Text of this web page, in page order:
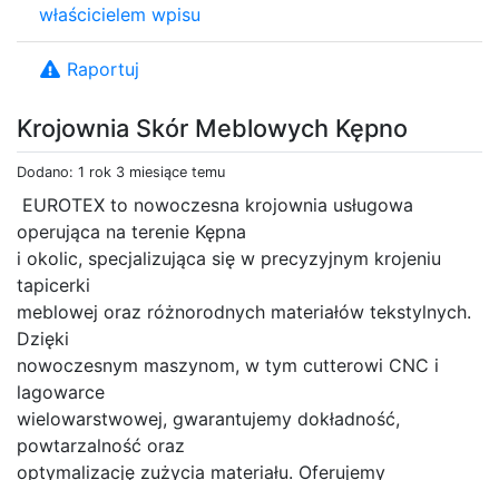
Krojownia Skór Meblowych Kępno
Dodano: 1 rok 3 miesiące temu
EUROTEX to nowoczesna krojownia usługowa
operująca na terenie Kępna
i okolic, specjalizująca się w precyzyjnym krojeniu
tapicerki
meblowej oraz różnorodnych materiałów tekstylnych.
Dzięki
nowoczesnym maszynom, w tym cutterowi CNC i
lagowarce
wielowarstwowej, gwarantujemy dokładność,
powtarzalność oraz
optymalizację zużycia materiału. Oferujemy
właścicielem wpisu
Raportuj